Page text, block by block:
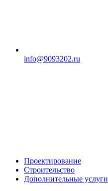
info@9093202.ru
Проектирование
Строительство
Дополнительные услуги